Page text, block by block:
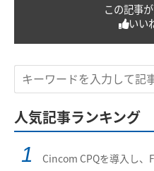
この記事
いい
人気記事ランキング
Cincom CPQを導入し、